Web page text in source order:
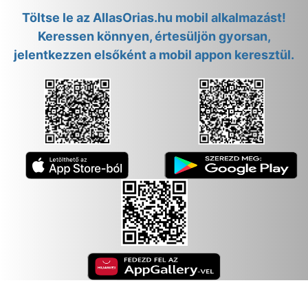
Töltse le az AllasOrias.hu mobil alkalmazást!
Keressen könnyen, értesüljön gyorsan,
jelentkezzen elsőként a mobil appon keresztül.